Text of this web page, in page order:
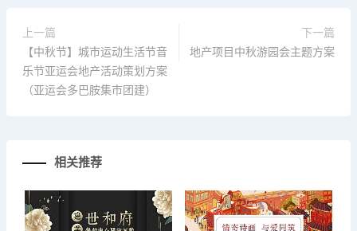
上一篇
【中秋节】城市运动生活节音
乐节亚运会地产活动策划方案
（亚运会多巴胺集市团建）
下一篇
地产项目中秋游园会主题方案
相关推荐